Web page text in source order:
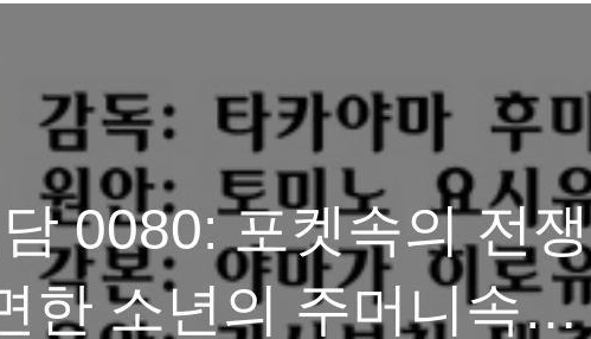
0080: 포켓속의 전쟁
한 소년의 주머니속